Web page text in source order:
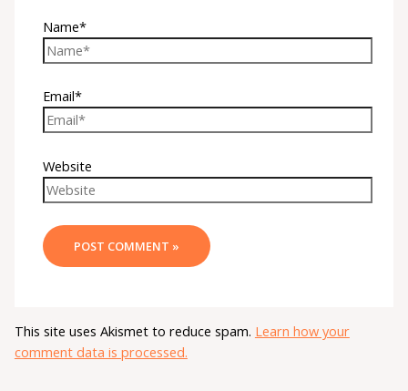
Name*
Email*
Website
This site uses Akismet to reduce spam. Learn how your
comment data is processed.